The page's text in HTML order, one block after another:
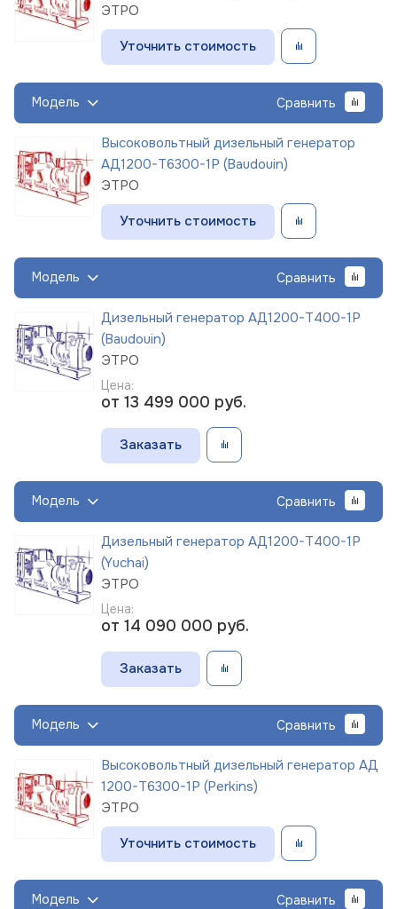
ЭТРО
Уточнить стоимость
Модель Сравнить
Высоковольтный дизельный генератор
АД1200-Т6300-1Р (Baudouin)
ЭТРО
Уточнить стоимость
Модель Сравнить
Дизельный генератор АД1200-Т400-1Р
(Baudouin)
ЭТРО
Цена:
от 13 499 000 руб.
Заказать
Модель Сравнить
Дизельный генератор АД1200-Т400-1Р
(Yuchai)
ЭТРО
Цена:
от 14 090 000 руб.
Заказать
Модель Сравнить
Высоковольтный дизельный генератор АД
1200-Т6300-1Р (Perkins)
ЭТРО
Уточнить стоимость
Модель Сравнить